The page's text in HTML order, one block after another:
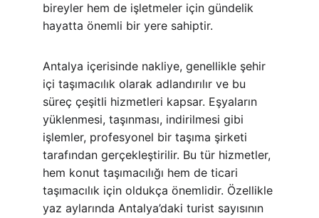
bireyler hem de işletmeler için gündelik
hayatta önemli bir yere sahiptir.
Antalya içerisinde nakliye, genellikle şehir
içi taşımacılık olarak adlandırılır ve bu
süreç çeşitli hizmetleri kapsar. Eşyaların
yüklenmesi, taşınması, indirilmesi gibi
işlemler, profesyonel bir taşıma şirketi
tarafından gerçekleştirilir. Bu tür hizmetler,
hem konut taşımacılığı hem de ticari
taşımacılık için oldukça önemlidir. Özellikle
yaz aylarında Antalya’daki turist sayısının